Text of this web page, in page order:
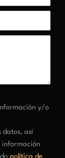
y/o
así
información